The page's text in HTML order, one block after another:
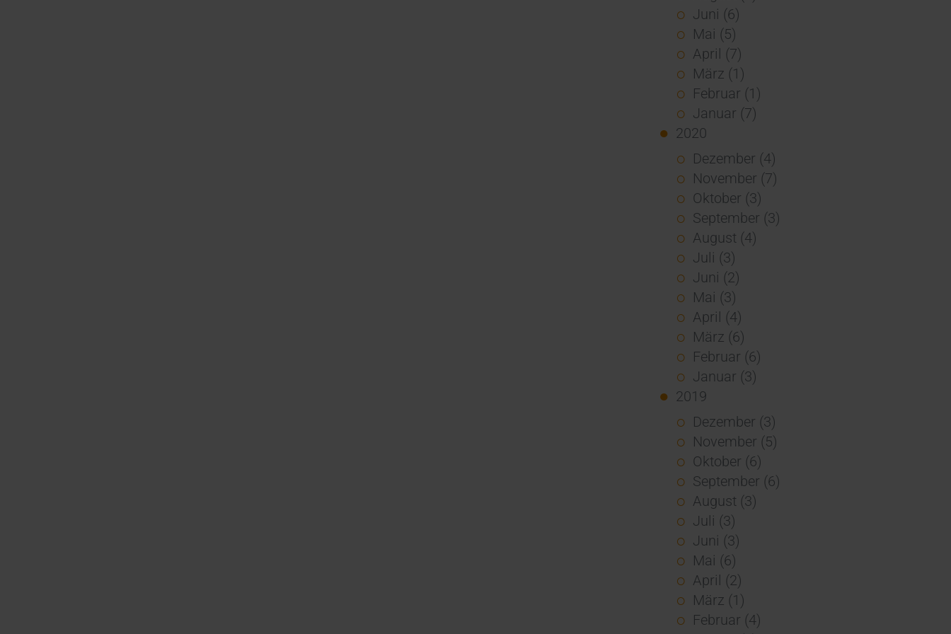
Juni (6)
Mai (5)
April (7)
März (1)
Februar (1)
Januar (7)
2020
Dezember (4)
November (7)
Oktober (3)
September (3)
August (4)
Juli (3)
Juni (2)
Mai (3)
April (4)
März (6)
Februar (6)
Januar (3)
2019
Dezember (3)
November (5)
Oktober (6)
September (6)
August (3)
Juli (3)
Juni (3)
Mai (6)
April (2)
März (1)
Februar (4)